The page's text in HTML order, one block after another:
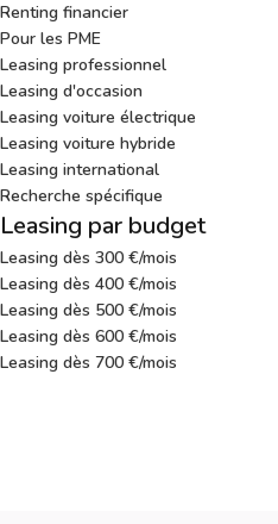
Renting financier
Pour les PME
Leasing professionnel
Leasing d'occasion
Leasing voiture électrique
Leasing voiture hybride
Leasing international
Recherche spécifique
Leasing par budget
Leasing dès 300 €/mois
Leasing dès 400 €/mois
Leasing dès 500 €/mois
Leasing dès 600 €/mois
Leasing dès 700 €/mois